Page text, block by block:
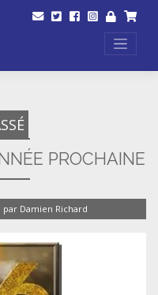
PROCHAINE
par Damien Richard